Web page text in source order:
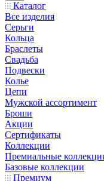
Каталог
Все изделия
Серьги
Кольца
Браслеты
Свадьба
Подвески
Колье
Цепи
Мужской ассортимент
Броши
Акции
Сертификаты
Коллекции
Премиальные
Базовые коллекции
Премиум